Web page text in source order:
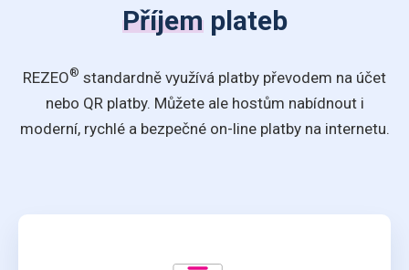
Příjemplateb
REZEO® standardně využívá platby převodem na účet
nebo QR platby. Můžete ale hostům nabídnout i
moderní, rychlé a bezpečné on-line platby na internetu.